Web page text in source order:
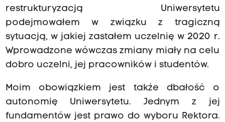
restrukturyzacją Uniwersytetu
podejmowałem w związku z tragiczną
sytuacją, w jakiej zastałem uczelnię w 2020 r.
Wprowadzone wówczas zmiany miały na celu
dobro uczelni, jej pracowników i studentów.
Moim obowiązkiem jest także dbałość o
autonomię Uniwersytetu. Jednym z jej
fundamentów jest prawo do wyboru Rektora.